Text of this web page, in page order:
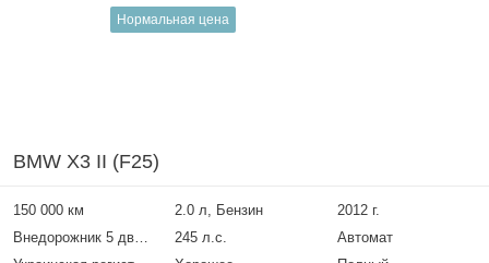
Нормальная цена
BMW X3 II (F25)
150 000 км 2.0 л, Бензин
2012 г.
Внедорожник 5 дверей
245 л.с.
Автомат